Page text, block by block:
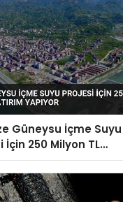
Güneysu İçme Suyu
İçin 250 Milyon TL
Yapıyor